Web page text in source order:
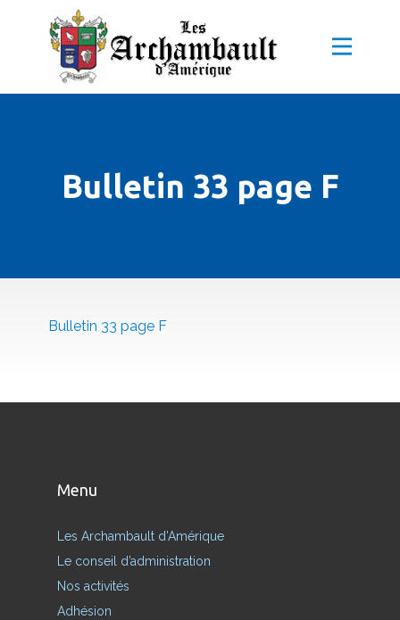
Bulletin 33 page F
Bulletin 33 page F
Menu
Les Archambault d’Amérique
Le conseil d’administration
Nos activités
Adhésion